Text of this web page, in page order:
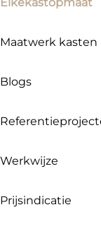
Maatwerk kasten
Blogs
Werkwijze
Prijsindicatie